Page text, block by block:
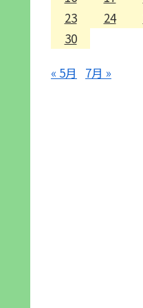
23
24
30
« 5月
7月 »